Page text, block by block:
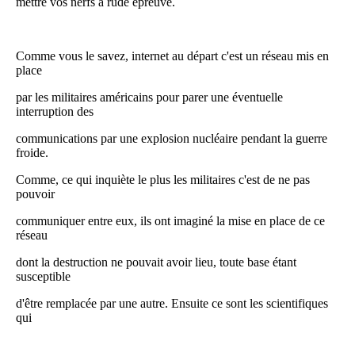
Comme vous le savez, internet au départ c'est un réseau mis en
place
par les militaires américains pour parer une éventuelle
interruption des
communications par une explosion nucléaire pendant la guerre
froide.
Comme, ce qui inquiète le plus les militaires c'est de ne pas
pouvoir
communiquer entre eux, ils ont imaginé la mise en place de ce
réseau
dont la destruction ne pouvait avoir lieu, toute base étant
susceptible
d'être remplacée par une autre. Ensuite ce sont les scientifiques
qui